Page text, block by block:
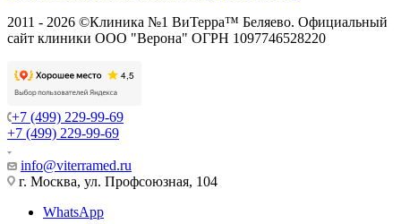
2011 - 2026 ©Клиника №1 ВиТерра™ Беляево. Официальный
сайт клиники ООО "Верона" ОГРН 1097746528220
+7 (499) 229-99-69
+7 (499) 229-99-69
info@viterramed.ru
г. Москва, ул. Профсоюзная, 104
WhatsApp